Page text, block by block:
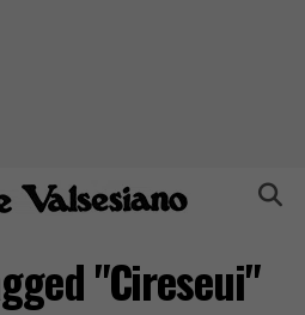
"Cireseui"